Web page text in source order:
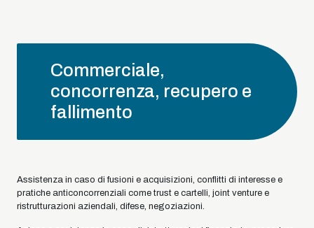
Commerciale,
concorrenza, recupero e
fallimento
Assistenza in caso di fusioni e acquisizioni, conflitti di interesse e
pratiche anticoncorrenziali come trust e cartelli, joint venture e
ristrutturazioni aziendali, difese, negoziazioni.